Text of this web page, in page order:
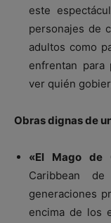
este
personajes de
adultos como
enfrentan para
ver quién
Obras dignas de
«El Mago de
Caribbean
generaciones
encima de los